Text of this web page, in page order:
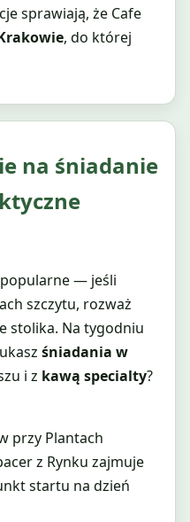
sprawiają, że Cafe
, do której
na śniadanie
— jeśli
szczytu, rozważ
stolika. Na tygodniu
śniadania w
i z kawą specialty?
przy Plantach
z Rynku zajmuje
startu na dzień